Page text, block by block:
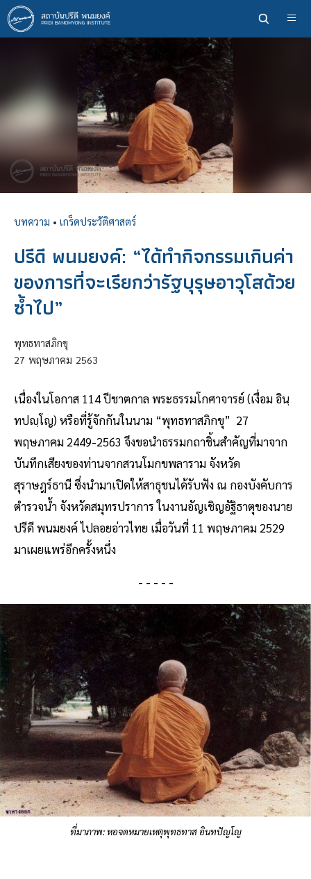
ข้าม
ไป
ยัง
บทความ • เกร็ดประวัติศาสตร์
ปรีดี พนมยงค์: “ได้ทำกิจกรรมเกินค่า
ของการที่จะเรียกว่ารัฐบุรุษอาวุโสด้วย
ซ้ำไป”
พุทธทาสภิกขุ
27 พฤษภาคม 2563
เนื่องในโอกาส 114 ปีชาตกาล พระธรรมโกศาจารย์ (เงื่อม อินฺ
ทปญฺโญ) หรือที่รู้จักกันในนาม “พุทธทาสภิกขุ” 27
พฤษภาคม 2449-2563 จึงขอนำธรรมกถาชิ้นสำคัญที่มาจาก
บันทึกเสียงของท่านจากสวนโมกขพลาราม จังหวัด
สุราษฎร์ธานี ซึ่งนำมาเปิดให้สาธุชนได้รับฟัง ณ กองบังคับการ
ตำรวจน้ำ จังหวัดสมุทรปราการ ในงานอัญเชิญอัฐิธาตุของนาย
ปรีดี พนมยงค์ ไปลอยอ่าวไทย เมื่อวันที่ 11 พฤษภาคม 2529
มาเผยแพร่อีกครั้งหนึ่ง
- - - - -
ที่มาภาพ: หอจดหมายเหตุพุทธทาส อินทปัญโญ